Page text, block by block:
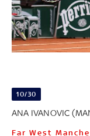
10/30
ANA IVANOVIC
Far West